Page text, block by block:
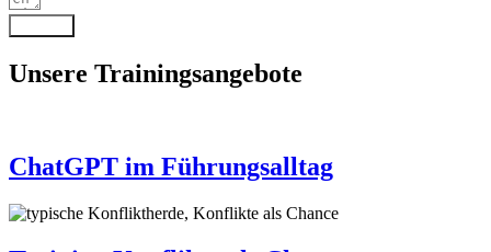
Unsere Trainingsangebote
ChatGPT im Führungsalltag